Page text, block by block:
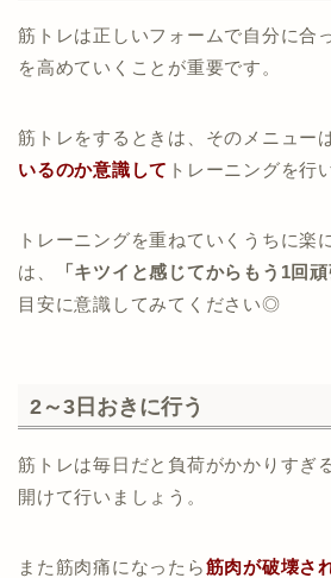
筋トレは正しいフォームで自分に合
を高めていくことが重要です。
筋トレをするときは、そのメニュー
いるのか意識して トレーニングを行
トレーニングを重ねていくうちに楽
は、
「キツイと感じてからもう1回頑
目安に意識してみてください◎
2～3日おきに行う
筋トレは毎日だと負荷がかかりすぎ
開けて行いましょう。
また筋肉痛になったら筋肉が破壊さ